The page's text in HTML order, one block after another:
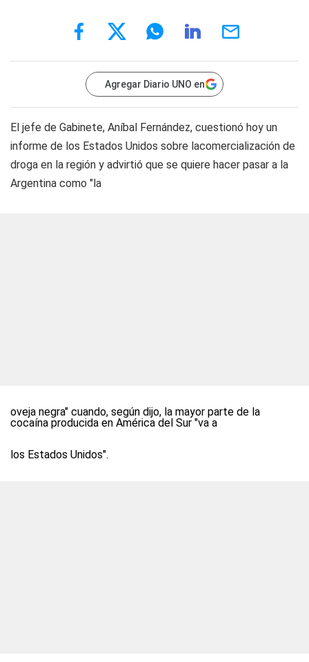
Agregar Diario UNO en
El jefe de Gabinete, Aníbal Fernández, cuestionó hoy un
informe de los Estados Unidos sobre lacomercialización de
droga en la región y advirtió que se quiere hacer pasar a la
Argentina como "la
oveja negra" cuando, según dijo, la mayor parte de la
cocaína producida en América del Sur "va a
los Estados Unidos".